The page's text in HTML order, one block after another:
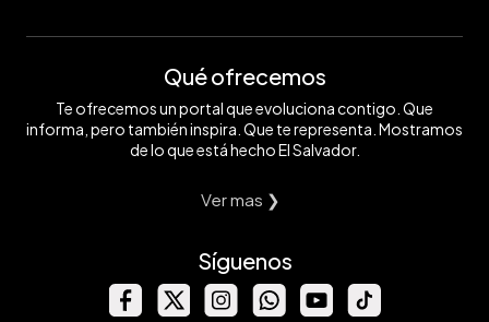
Qué ofrecemos
Te ofrecemos un portal que evoluciona contigo. Que
informa, pero también inspira. Que te representa. Mostramos
de lo que está hecho El Salvador.
Ver mas ❯
Síguenos